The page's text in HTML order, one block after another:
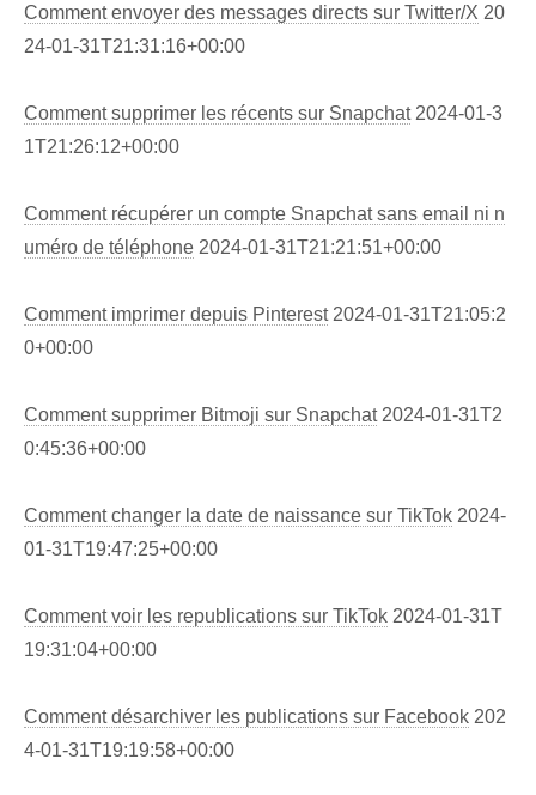
Comment envoyer des messages directs sur Twitter/X 20
24-01-31T21:31:16+00:00
Comment supprimer les récents sur Snapchat 2024-01-3
1T21:26:12+00:00
Comment récupérer un compte Snapchat sans email ni n
uméro de téléphone 2024-01-31T21:21:51+00:00
Comment imprimer depuis Pinterest 2024-01-31T21:05:2
0+00:00
Comment supprimer Bitmoji sur Snapchat 2024-01-31T2
0:45:36+00:00
Comment changer la date de naissance sur TikTok 2024-
01-31T19:47:25+00:00
Comment voir les republications sur TikTok 2024-01-31T
19:31:04+00:00
Comment désarchiver les publications sur Facebook 202
4-01-31T19:19:58+00:00